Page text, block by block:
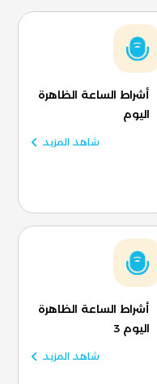
أشراط الساعة الظاهرة
اليوم
شاهد المزيد
أشراط الساعة الظاهرة
اليوم 3
شاهد المزيد